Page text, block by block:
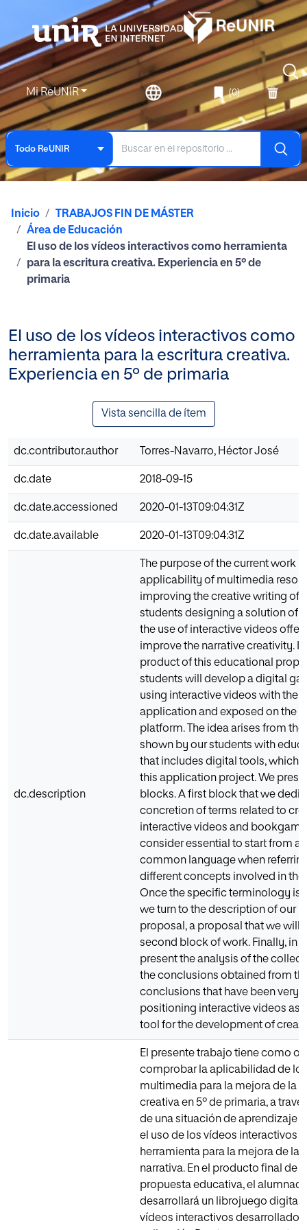
Mi ReUNIR (0)
Todo ReUNIR
Inicio
TRABAJOS FIN DE MÁSTER
Área de Educación
El uso de los vídeos interactivos como herramienta
para la escritura creativa. Experiencia en 5º de
primaria
El uso de los vídeos interactivos como
herramienta para la escritura creativa.
Experiencia en 5º de primaria
Vista sencilla de ítem
dc.contributor.author Torres-Navarro, Héctor José
dc.date 2018-09-15
dc.date.accessioned 2020-01-13T09:04:31Z
dc.date.available 2020-01-13T09:04:31Z
dc.description
The purpose of the current work
applicability of multimedia
improving the creative writing of
students designing a solution of
the use of interactive videos
improve the narrative creativity.
product of this educational
students will develop a digital
using interactive videos with the
application and exposed on the
platform. The idea arises from the
shown by our students with
that includes digital tools, which
this application project. We
blocks. A first block that we
concretion of terms related to
interactive videos and
consider essential to start from a
common language when
different concepts involved in the
Once the specific terminology is
we turn to the description of our
proposal, a proposal that we will
second block of work. Finally, in
present the analysis of the
the conclusions obtained from
conclusions that have been very
positioning interactive videos as
tool for the development of
El presente trabajo tiene como
comprobar la aplicabilidad de
multimedia para la mejora de la
creativa en 5º de primaria, a
de una situación de aprendizaje
el uso de los vídeos interactivos
herramienta para la mejora de la
narrativa. En el producto final de
propuesta educativa, el
desarrollará un librojuego digital
vídeos interactivos desarrollados